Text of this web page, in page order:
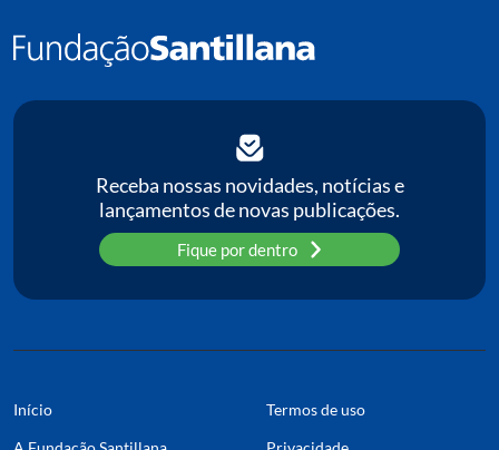
Receba nossas novidades, notícias e
lançamentos de novas publicações.
Fique por dentro
Início
Termos de uso